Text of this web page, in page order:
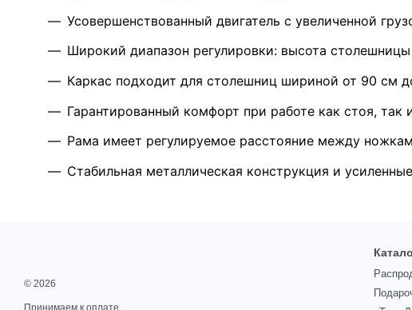
Усовершенствованный двигатель с увеличенной
Широкий диапазон регулировки: высота
Каркас подходит для столешниц шириной от 90 см
Гарантированный комфорт при работе как стоя, так
Рама имеет регулируемое расстояние между
Стабильная металлическая конструкция и
© 2026